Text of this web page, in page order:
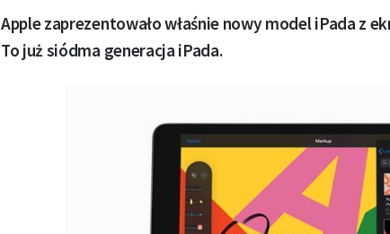
Apple zaprezentowało właśnie nowy model iPada z
To już siódma generacja iPada.